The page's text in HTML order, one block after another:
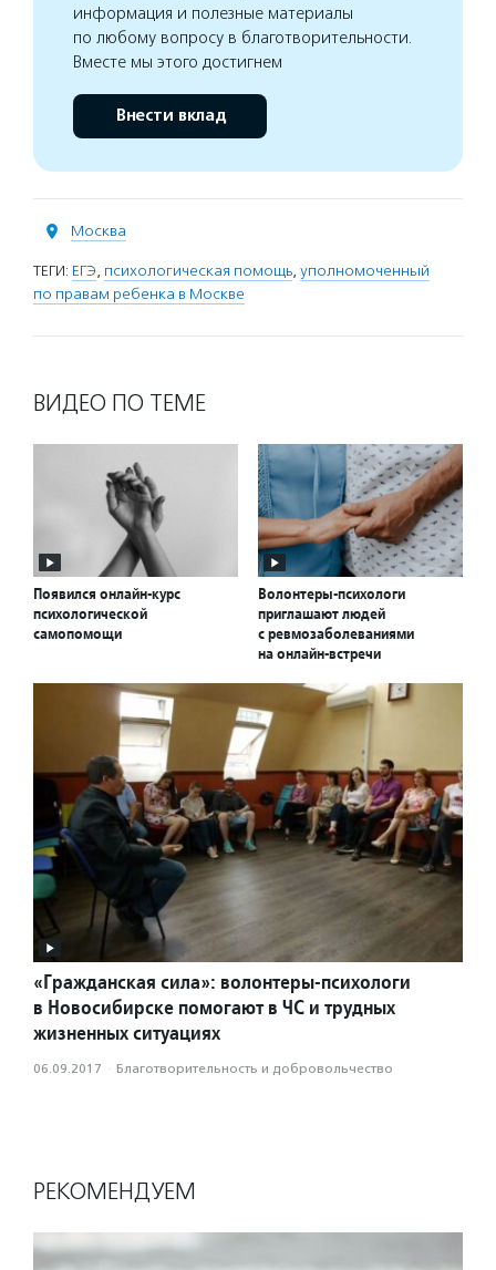
информация и полезные материалы
по любому вопросу в благотворительности.
Вместе мы этого достигнем
Внести вклад
Москва
ТЕГИ: ЕГЭ, психологическая помощь, уполномоченный
по правам ребенка в Москве
ВИДЕО ПО ТЕМЕ
Появился онлайн-курс
психологической
самопомощи
Волонтеры-психологи
приглашают людей
с ревмозаболеваниями
на онлайн-встречи
«Гражданская сила»: волонтеры-психологи
в Новосибирске помогают в ЧС и трудных
жизненных ситуациях
06.09.2017 · Благотвори­тель­ность и доброволь­чест­во
РЕКОМЕНДУЕМ